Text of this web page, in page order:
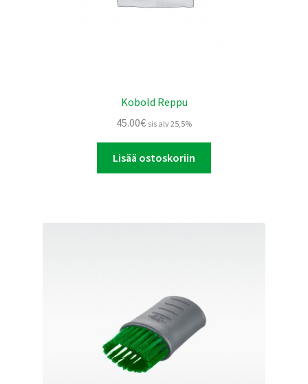
Kobold Reppu
45.00€ sis alv 25,5%
Lisää ostoskoriin